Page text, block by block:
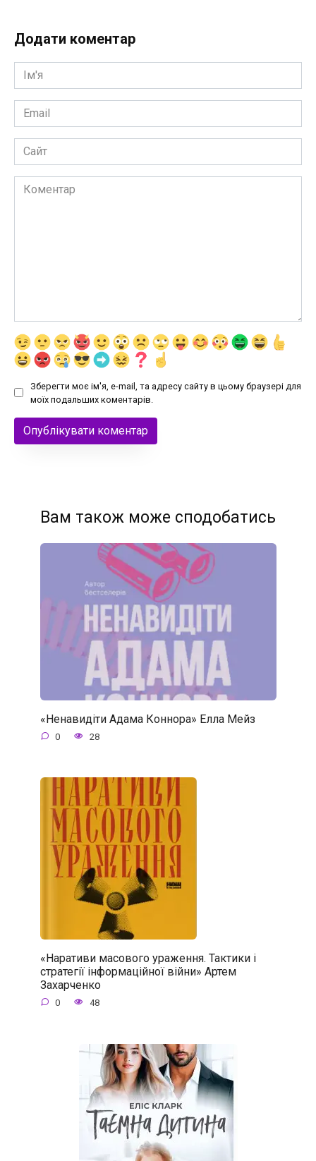
Додати коментар
Ім'я
*
Email
*
Сайт
Коментар
Зберегти моє ім'я, e-mail, та адресу сайту в цьому браузері для
моїх подальших коментарів.
Вам також може сподобатись
«Ненавидіти Адама Коннора» Елла Мейз
0 28
«Наративи масового ураження. Тактики і
стратегії інформаційної війни» Артем
Захарченко
0 48